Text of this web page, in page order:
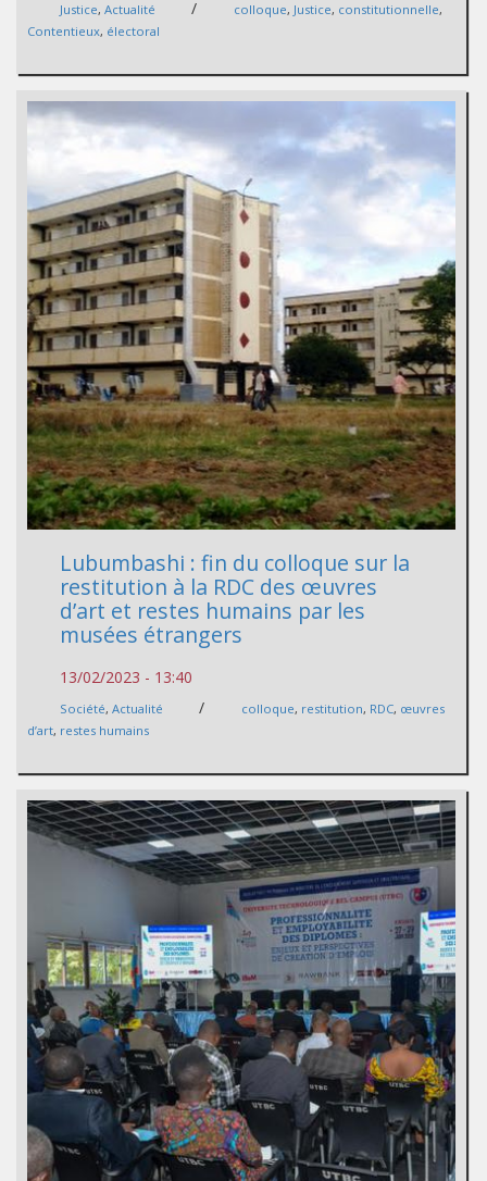
Justice, Actualité / colloque, Justice, constitutionnelle,
Contentieux, électoral
Lubumbashi : fin du colloque sur la
restitution à la RDC des œuvres
d’art et restes humains par les
musées étrangers
13/02/2023 - 13:40
Société, Actualité / colloque, restitution, RDC, œuvres
d’art, restes humains